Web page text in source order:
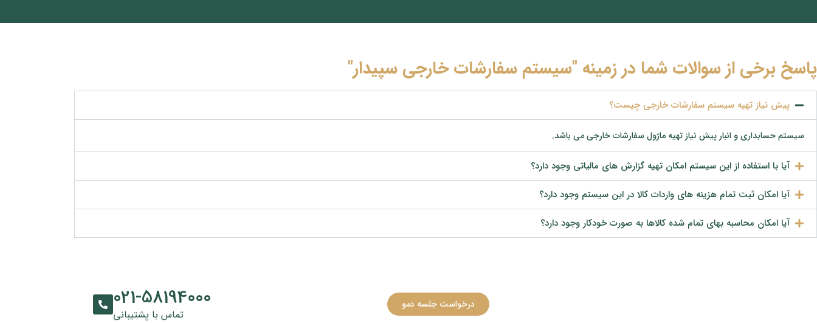
پاسخ برخی از سوالات شما در زمینه "سیستم سفارشات خارجی سپیدار"
پیش نیاز تهیه سیستم سفارشات خارجی چیست؟
سیستم حسابداری و انبار پیش نیاز تهیه ماژول سفارشات خارجی می باشد.
آیا با استفاده از این سیستم امکان تهیه گزارش های مالیاتی وجود دارد؟
آیا امکان ثبت تمام هزینه های واردات کالا در این سیستم وجود دارد؟
آیا امکان محاسبه بهای تمام شده کالاها به صورت خودکار وجود دارد؟
درخواست جلسه دمو 021-58194000
تماس با پشتیبانی